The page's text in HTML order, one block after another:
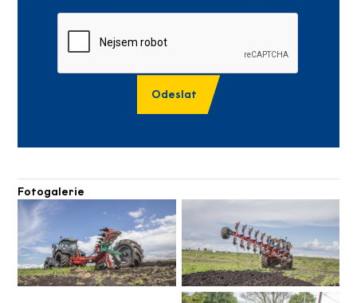
Odeslat
Fotogalerie